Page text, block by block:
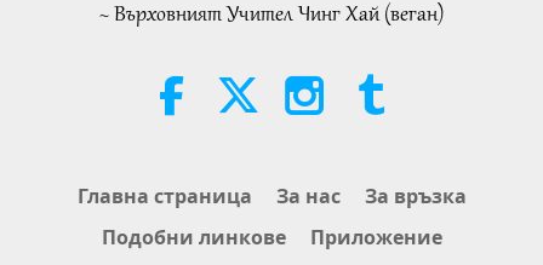
38:07
Важните Новини
Islamic Ethics on Water:
Selections from the Hadith, Part 1
of 2
~ Върховният Учител Чинг Хай (веган)
Главна страница За нас
За връзка
Подобни линкове
Приложение